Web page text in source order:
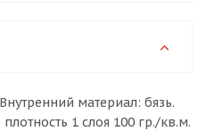
материал: бязь.
1 слоя 100 гр./кв.м.